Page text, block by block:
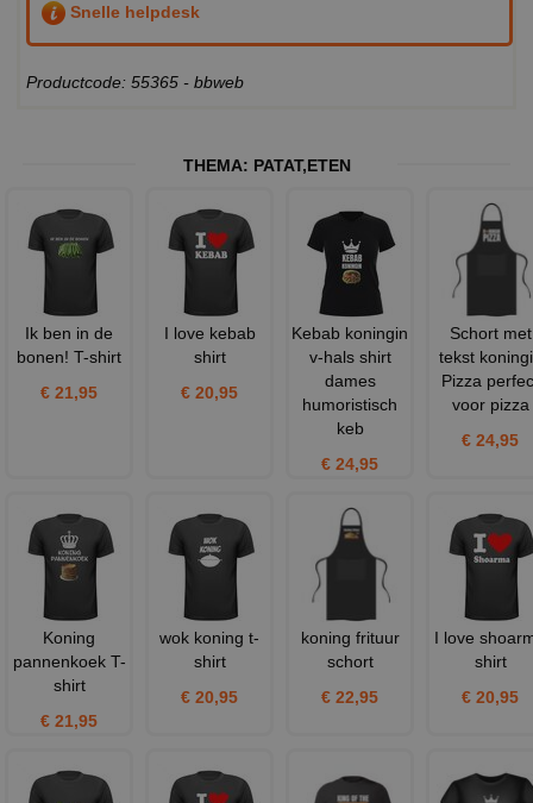
Snelle helpdesk
Productcode: 55365 - bbweb
THEMA: PATAT,ETEN
Ik ben in de
bonen! T-shirt
€ 21,95
I love kebab
shirt
€ 20,95
Kebab koningin
v-hals shirt
dames
humoristisch
keb
€ 24,95
Schort met
tekst
Pizza
voor pizza
€ 24,95
Koning
pannenkoek T-
shirt
€ 21,95
wok koning t-
shirt
€ 20,95
koning frituur
schort
€ 22,95
I love
shirt
€ 20,95